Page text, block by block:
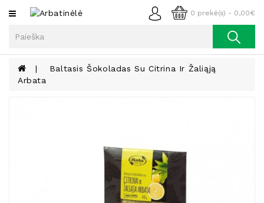
0 prekė(s) - 0,00€
Kategorijos
Kava
Baltasis Šokoladas Su Citrina Ir Žaliąją
Arbata